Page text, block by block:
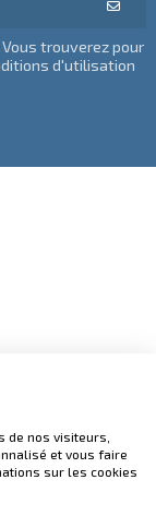
trouverez pour
d'utilisation
de nos visiteurs,
et vous faire
sur les cookies